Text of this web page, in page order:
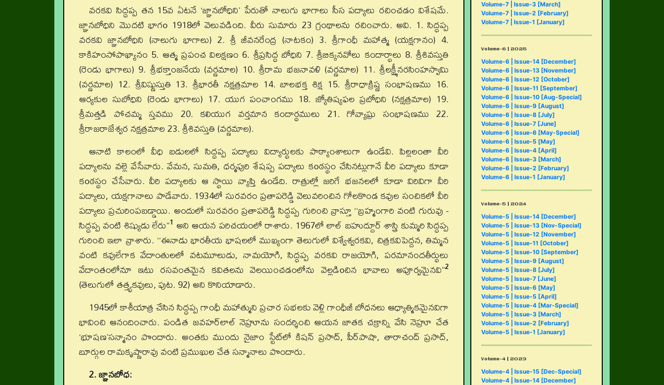
వరకవి సిద్ధప్ప తన 15వ ఏటనే ‘జ్ఞానబోధిని’ పేరుతో నాలుగు భాగాలు సీస పద్యాలు రచించడం విశేషమే.
జ్ఞానబోధిని మొదటి భాగo 1918లో వెలువడింది. వీరు సుమారు 23 గ్రంథాలను రచించారు. అవి. 1. సిద్ధప్ప
వరకవి జ్ఞానబోధిని (నాలుగు భాగాలు) 2. శ్రీ జీవనరేంద్ర (నాటకం) 3. శ్రీగాంధీ మహాత్మ (యక్షగానం) 4.
కాకిహంసోపాఖ్యానం 5. ఆత్మ ప్రపంచ విలక్షణం 6. శ్రీప్రసిద్ధ బోధిని 7. శ్రీబిక్కనవోలు కందార్థాలు 8. శ్రీశివస్తుతి
(రెండు భాగాలు) 9. శ్రీభక్తాంజనేయ (వర్ణమాల) 10. శ్రీరామ భజనావళి (వర్ణమాల) 11. శ్రీలక్ష్మీనరసింహస్వామి
(వర్ణమాల) 12. శ్రీవిష్ణుస్తుతి 13. శ్రీభారతీ నక్షత్రమాల 14. బాలభక్త శిక్ష 15. శ్రీరాధాక్రిష్ణ సంభాషణము 16.
ఆర్యకుల సుబోధిని (రెండు భాగాలు) 17. యుగ పంచాంగము 18. జ్యోతిష్యఫల ప్రబోధిని (నక్షత్రమాల) 19.
శ్రీమత్తడి పోచమ్మ స్తవము 20. కలియుగ వర్తమాన కందార్థములు 21. గోవ్యాఘ్ర సంభాషణము 22.
శ్రీరాజరాజేశ్వర నక్షత్రమాల 23. శ్రీశివస్తుతి (వర్ణమాల).
ఆనాటి కాలంలో వీధి బడులలో సిద్ధప్ప పద్యాలు విద్యార్థులకు పాఠ్యాంశాలుగా ఉండేవి. పిల్లలంతా వీరి
పద్యాలను వల్లె వేసేవారు. వేమన, సుమతి, ధర్మపురి శేషప్ప పద్యాలు కoఠస్థం చేసినట్లుగానే వీరి పద్యాలు కూడా
కoఠస్థం చేసేవారు. వీరి పద్యాలకు ఆ స్థాయి వ్యాప్తి ఉండేది. రాత్రుల్లో జరిగే భజనలలో కూడా విరివిగా వీరి
పద్యాలు, యక్షగానాలు పాడేవారు. 1934లో సురవరం ప్రతాపరెడ్డి వెలువరించిన గోలకొండ కవుల సంచికలో వీరి
పద్యాలు ప్రచురింపబడ్డాయి. అందులో సురవరం ప్రతాపరెడ్డి సిద్ధప్ప గురించి వ్రాస్తూ ‘‘బ్రహ్మంగారి వంటి గురువు -
సిద్ధప్ప వంటి శిష్యుడు లేరు”1 అని ఆయన పరిచయంలో రాశారు. 1967లో లాల్‌ బహుద్దూర్‌ శాస్త్రి కుమ్మరి సిద్ధప్ప
గురించి ఇలా వ్రాశారు. ‘‘ఈనాడు భారతీయ భాషలలో ముఖ్యంగా తెలుగులో విశ్వేశ్వరకవి, చిత్రకవిపెద్దన, తిమ్మన
వంటి కవులేగాక వేదాంతులలో వటమూలుడు, నామయోగి, సిద్ధప్ప వరకవి రాజయోగి, పరమానందతీర్థులు
వేదాంతంలోనూ ఇటు రసవంతమైన కవితలను వెలయించడంలోను వెల్లడిoచిన భావాలు అపూర్వమైనవి”2
(తెలుగులో తత్త్వకవులు, పుట. 92) అని కొనియాడారు.
1945లో కాశీయాత్ర చేసిన సిద్ధప్ప గాంధీ మహాత్ముని ప్రచార సభలకు వెళ్లి గాంధీజీ బోధనలు ఆధ్యాత్మికమైనవిగా
భావించి ఆనందించారు. పండిత జవహర్‌లాల్‌ నెహ్రూను సందర్శించి ఆయన జాతక చక్రాన్ని వేసి నెహ్రూ చేత
‘భూషణ’సన్మానం పొందారు. అంతకు ముందు నైజాం స్టేట్‌లో కిషన్‌ ప్రసాద్‌, పీర్‌పాషా, తారాచంద్‌ ప్రసాద్‌,
బూర్గుల రామకృష్ణారావు వంటి ప్రముఖుల చేత సన్మానాలు పొందారు.
2. జ్ఞానబోధ:
Volume-7 | Issue-3 [March]
Volume-7 | Issue-2 [February]
Volume-7 | Issue-1 [January]
Volume-6 | 2025
Volume-6 | Issue-14 [December]
Volume-6 | Issue-13 [November]
Volume-6 | Issue-12 [October]
Volume-6 | Issue-11 [September]
Volume-6 | Issue-10 [Aug-Special]
Volume-6 | Issue-9 [August]
Volume-6 | Issue-8 [July]
Volume-6 | Issue-7 [June]
Volume-6 | Issue-6 [May-Special]
Volume-6 | Issue-5 [May]
Volume-6 | Issue-4 [April]
Volume-6 | Issue-3 [March]
Volume-6 | Issue-2 [February]
Volume-6 | Issue-1 [January]
Volume-5 | 2024
Volume-5 | Issue-14 [December]
Volume-5 | Issue-13 [Nov-Special]
Volume-5 | Issue-12 [November]
Volume-5 | Issue-11 [October]
Volume-5 | Issue-10 [September]
Volume-5 | Issue-9 [August]
Volume-5 | Issue-8 [July]
Volume-5 | Issue-7 [June]
Volume-5 | Issue-6 [May]
Volume-5 | Issue-5 [April]
Volume-5 | Issue-4 [Mar-Special]
Volume-5 | Issue-3 [March]
Volume-5 | Issue-2 [February]
Volume-5 | Issue-1 [January]
Volume-4 | 2023
Volume-4 | Issue-15 [Dec-Special]
Volume-4 | Issue-14 [December]